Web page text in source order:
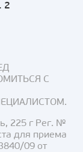
2
С
225 г Рег. №
для приема
09 от